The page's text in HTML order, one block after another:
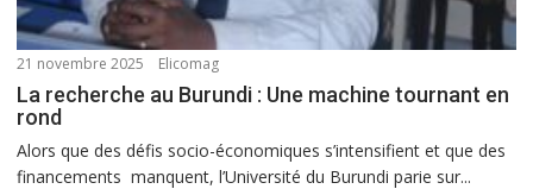
21 novembre 2025 Elicomag
La recherche au Burundi : Une machine tournant en
rond
Alors que des défis socio-économiques s’intensifient et que des
financements manquent, l’Université du Burundi parie sur...